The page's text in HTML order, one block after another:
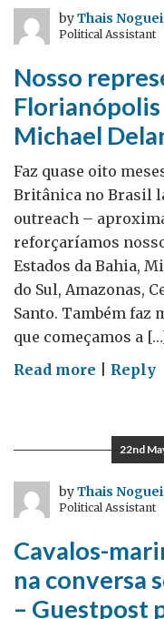
–
Guestpost
Camila
byThais
Political Assistant
Nosso
Michael
Faz quase oito
Britânica no Brasil
outreach –
reforçaríamos
Estados da Bahia,
do Sul, Amazonas,
Santo. Também faz
que começamos a
Read more on
em…
–
Guestpost
Michael
Delaney
Reply
22nd
byThais
Political Assistant
Cavalos-
na conversa
– Guestpost